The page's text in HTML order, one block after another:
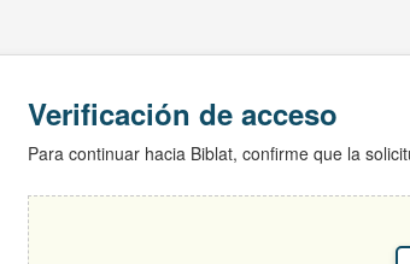
Verificación de acceso
Para continuar hacia Biblat, confirme que la